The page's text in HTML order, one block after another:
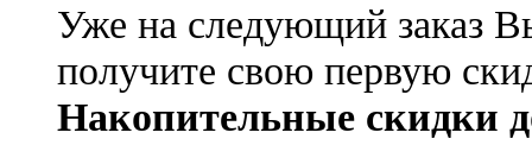
Уже на следующий заказ
получите свою первую
Накопительные скидки